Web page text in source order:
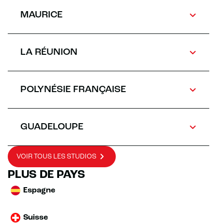
MAURICE
LA RÉUNION
POLYNÉSIE FRANÇAISE
GUADELOUPE
VOIR TOUS LES STUDIOS
PLUS DE PAYS
Espagne
Suisse